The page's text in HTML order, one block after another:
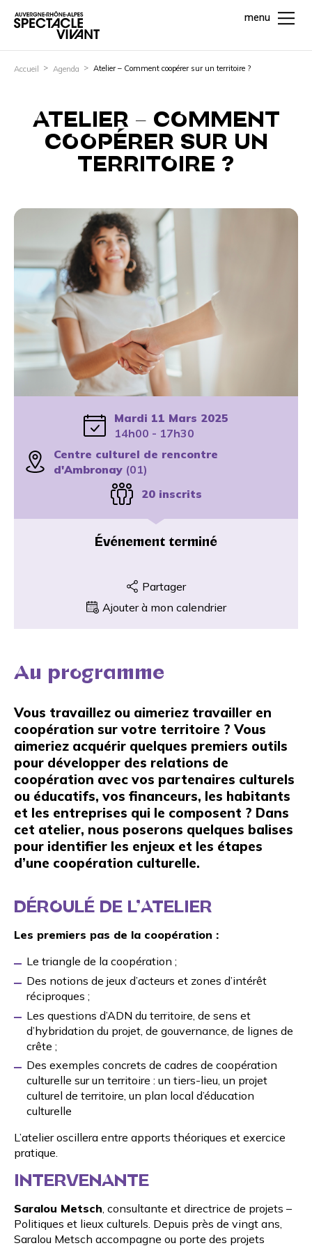
menu
Accueil Agenda Atelier – Comment coopérer sur un territoire ?
ATELIER – COMMENT
COOPÉRER SUR UN
TERRITOIRE ?
Mardi 11 Mars 2025
14h00 - 17h30
Centre culturel de rencontre
d'Ambronay(01)
20 inscrits
Événement terminé
Partager
Ajouter à mon calendrier
Au programme
Vous travaillez ou aimeriez travailler en
coopération sur votre territoire ? Vous
aimeriez acquérir quelques premiers outils
pour développer des relations de
coopération avec vos partenaires culturels
ou éducatifs, vos financeurs, les habitants
et les entreprises qui le composent ? Dans
cet atelier, nous poserons quelques balises
pour identifier les enjeux et les étapes
d’une coopération culturelle.
DÉROULÉ DE L’ATELIER
Les premiers pas de la coopération :
Le triangle de la coopération ;
Des notions de jeux d’acteurs et zones d’intérêt
réciproques ;
Les questions d’ADN du territoire, de sens et
d’hybridation du projet, de gouvernance, de lignes de
crête ;
Des exemples concrets de cadres de coopération
culturelle sur un territoire : un tiers-lieu, un projet
culturel de territoire, un plan local d’éducation
culturelle
L’atelier oscillera entre apports théoriques et exercice
pratique.
INTERVENANTE
Saralou Metsch, consultante et directrice de projets –
Politiques et lieux culturels. Depuis près de vingt ans,
Saralou Metsch accompagne ou porte des projets